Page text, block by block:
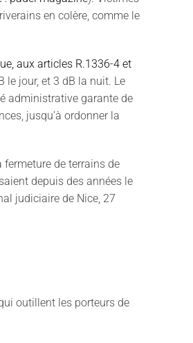
en colère, comme le
aux articles R.1336-4 et
le jour, et 3 dB la nuit. Le
administrative garante de
jusqu'à ordonner la
de terrains de
depuis des années le
judiciaire de Nice, 27
outillent les porteurs de